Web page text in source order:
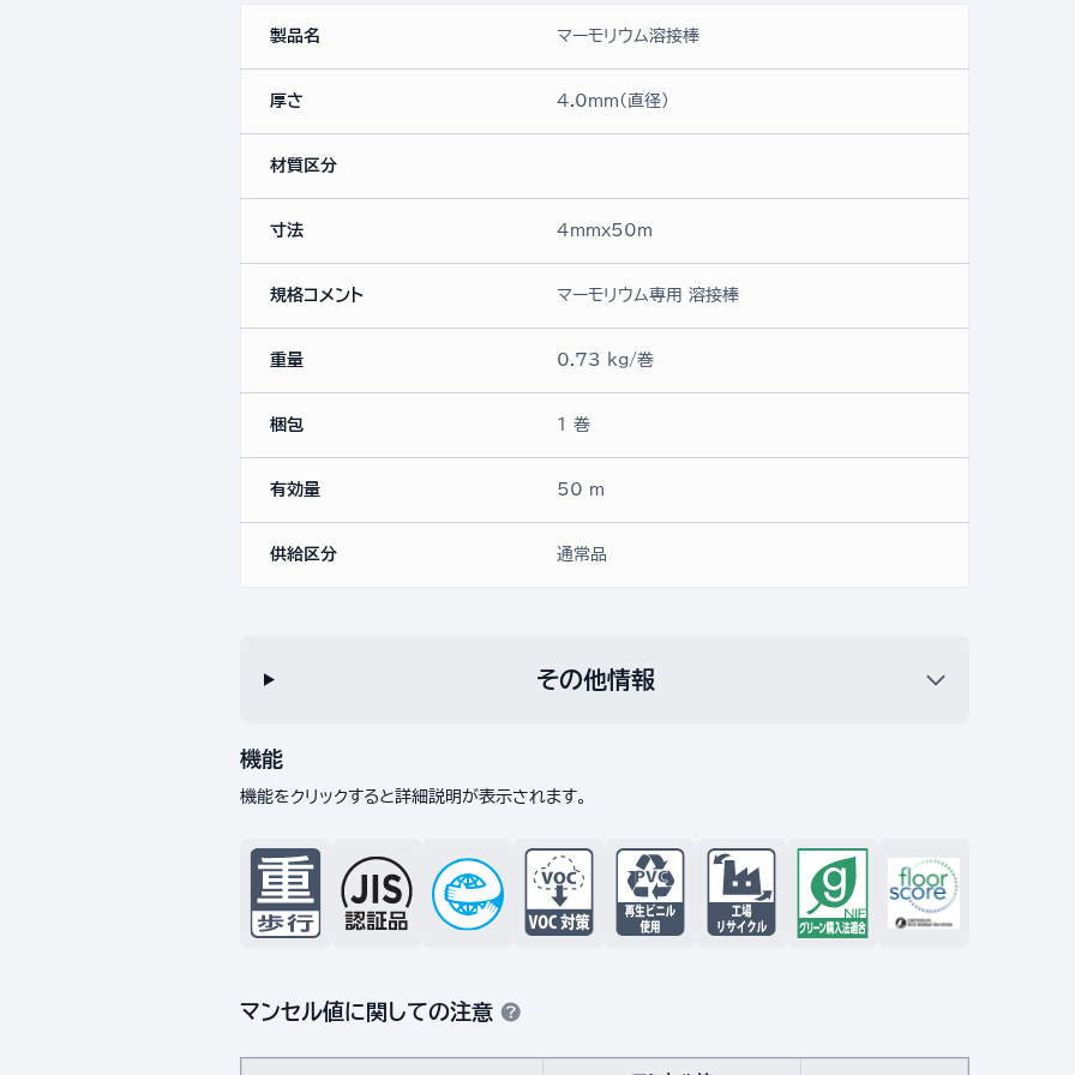
製品名 マーモリウム溶接棒
厚さ 4.0mm(直径)
材質区分
寸法 4mmx50ｍ
規格コメント マーモリウム専用 溶接棒
重量 0.73 kg/巻
梱包 1 巻
有効量 50 m
供給区分 通常品
その他情報
機能
機能をクリックすると詳細説明が表示されます。
マンセル値に関しての注意